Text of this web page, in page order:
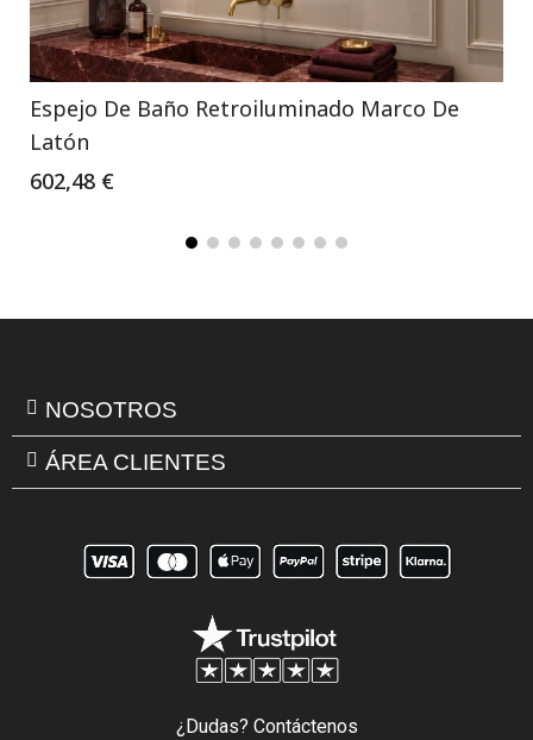
Espejo De Baño Retroiluminado Marco De
Latón
602,48 €
NOSOTROS
ÁREA CLIENTES
¿Dudas? Contáctenos